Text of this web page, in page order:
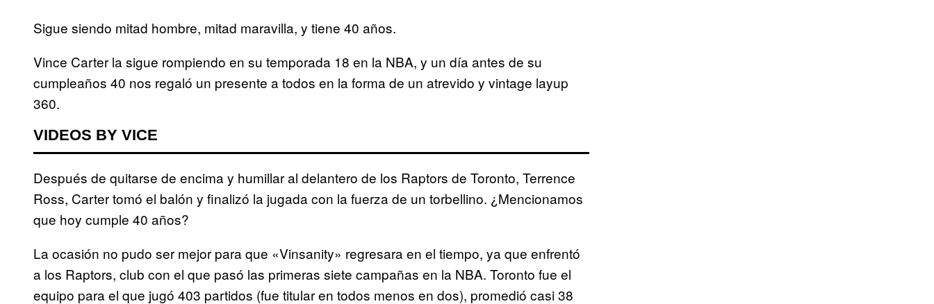
Sigue siendo mitad hombre, mitad maravilla, y tiene 40 años.
Vince Carter la sigue rompiendo en su temporada 18 en la NBA, y un día antes de su
cumpleaños 40 nos regaló un presente a todos en la forma de un atrevido y vintage layup
360.
VIDEOS BY VICE
Después de quitarse de encima y humillar al delantero de los Raptors de Toronto, Terrence
Ross, Carter tomó el balón y finalizó la jugada con la fuerza de un torbellino. ¿Mencionamos
que hoy cumple 40 años?
La ocasión no pudo ser mejor para que «Vinsanity» regresara en el tiempo, ya que enfrentó
a los Raptors, club con el que pasó las primeras siete campañas en la NBA. Toronto fue el
equipo para el que jugó 403 partidos (fue titular en todos menos en dos), promedió casi 38